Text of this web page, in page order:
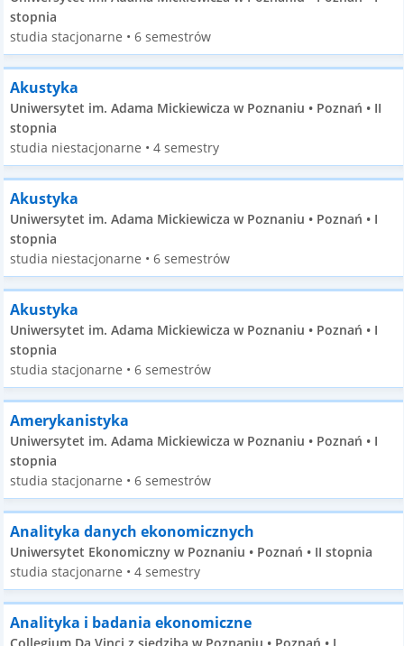
stopnia
studia stacjonarne • 6 semestrów
Akustyka
Uniwersytet im. Adama Mickiewicza w Poznaniu • Poznań • II
stopnia
studia niestacjonarne • 4 semestry
Akustyka
Uniwersytet im. Adama Mickiewicza w Poznaniu • Poznań • I
stopnia
studia niestacjonarne • 6 semestrów
Akustyka
Uniwersytet im. Adama Mickiewicza w Poznaniu • Poznań • I
stopnia
studia stacjonarne • 6 semestrów
Amerykanistyka
Uniwersytet im. Adama Mickiewicza w Poznaniu • Poznań • I
stopnia
studia stacjonarne • 6 semestrów
Analityka danych ekonomicznych
Uniwersytet Ekonomiczny w Poznaniu • Poznań • II stopnia
studia stacjonarne • 4 semestry
Analityka i badania ekonomiczne